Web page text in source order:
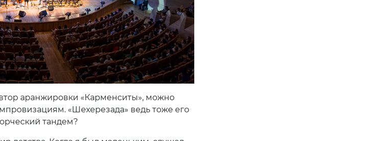
аранжировки «Карменситы», можно
«Шехерезада» ведь тоже его
тандем?